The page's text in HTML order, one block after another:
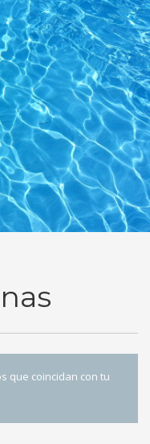
que coincidan con tu